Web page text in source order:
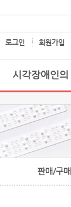
로그인 회원가입
시각장애인의
판매/구매